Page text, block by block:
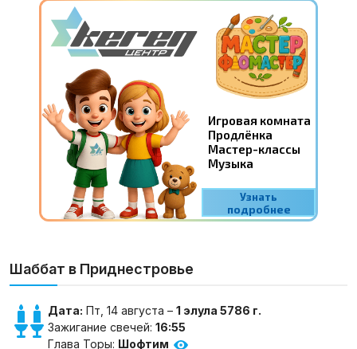
Шаббат в Приднестровье
Дата: Пт, 14 августа – 1 элула 5786 г.
Зажигание свечей: 16:55
Глава Торы: Шофтим